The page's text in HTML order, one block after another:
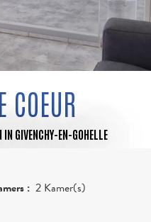
COEUR
IN GIVENCHY-EN-GOHELLE
: 2 Kamer(s)